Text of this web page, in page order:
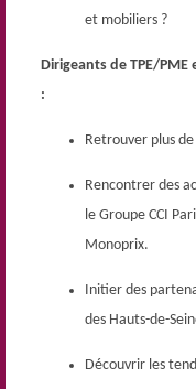
et mobiliers ?
Dirigeants de TPE/
:
Retrouver plus de
Rencontrer des
le Groupe CCI
Monoprix.
Initier des
des Hauts-de-
Découvrir les